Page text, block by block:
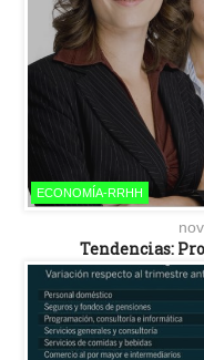
ECONOMÍA-RRHH
Tendencias: